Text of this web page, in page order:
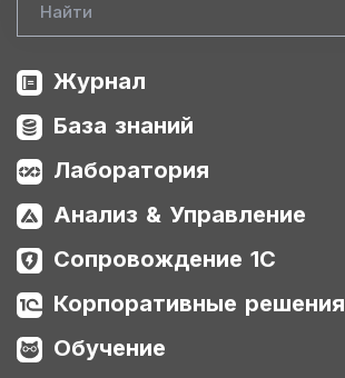
Журнал
База знаний
Лаборатория
Анализ & Управление
Сопровождение 1С
Корпоративные решения
Обучение